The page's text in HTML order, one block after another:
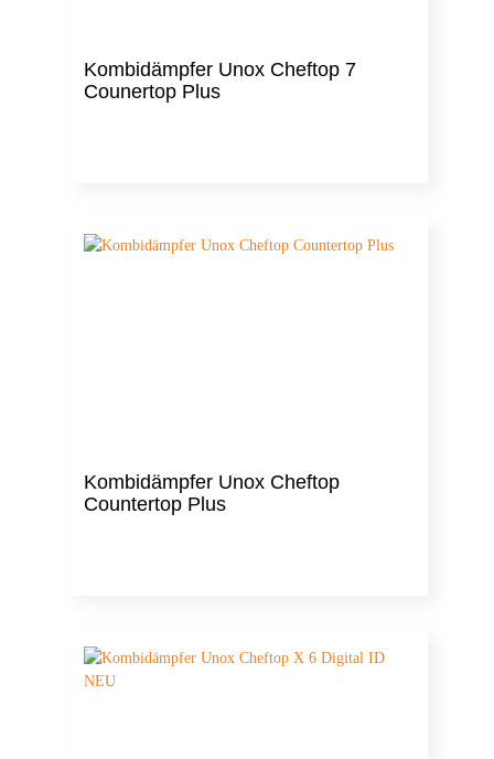
Kombidämpfer Unox Cheftop 7
Counertop Plus
Kombidämpfer Unox Cheftop
Countertop Plus